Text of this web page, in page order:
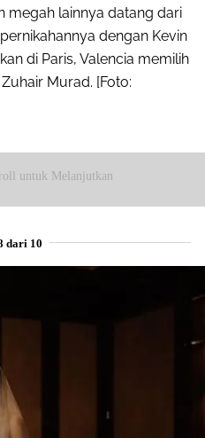
megah lainnya datang dari
dengan Kevin
di Paris, Valencia memilih
Murad. [Foto:
untuk Melanjutkan
dari 10